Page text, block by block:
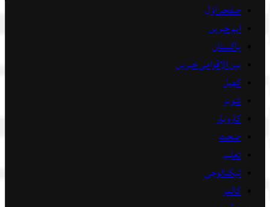
صفحہ اوّل
اہم خبریں
پاکستان
بین الاقوامی خبریں
کھیل
شوبز
کاروبار
صحت
تعلیم
ٹیکنالوجی
کالمز